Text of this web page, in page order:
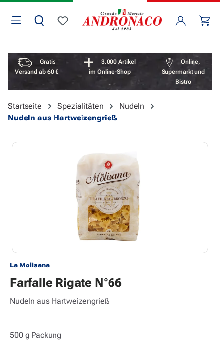
Zum Hauptinhalt springen
Du hast 0 Produkte auf dem Merkzettel
Vorteile überspringen
Gratis
Versand ab 60 €
3.000 Artikel
im Online-Shop
Online,
Supermarkt und
Bistro
Startseite Spezialitäten
Nudeln
Nudeln aus Hartweizengrieß
Bildergalerie überspringen
La Molisana
Farfalle Rigate N°66
Nudeln aus Hartweizengrieß
500 g Packung